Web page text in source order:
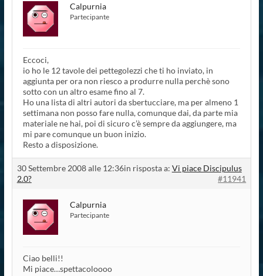
Calpurnia
Partecipante
Eccoci,
io ho le 12 tavole dei pettegolezzi che ti ho inviato, in
aggiunta per ora non riesco a produrre nulla perchè sono
sotto con un altro esame fino al 7.
Ho una lista di altri autori da sbertucciare, ma per almeno 1
settimana non posso fare nulla, comunque dai, da parte mia
materiale ne hai, poi di sicuro c’è sempre da aggiungere, ma
mi pare comunque un buon inizio.
Resto a disposizione.
30 Settembre 2008 alle 12:36in risposta a: Vi piace Discipulus
2.0?
#11941
Calpurnia
Partecipante
Ciao belli!!
Mi piace…spettacoloooo